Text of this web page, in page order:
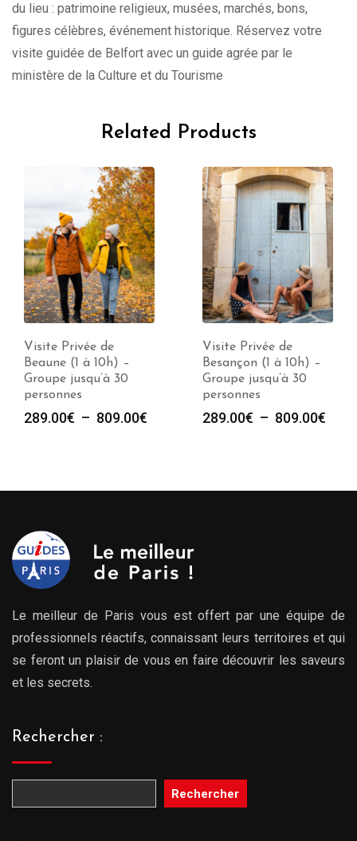
du lieu : patrimoine religieux, musées, marchés, bons,
figures célèbres, événement historique. Réservez votre
visite guidée de Belfort avec un guide agrée par le
ministère de la Culture et du Tourisme
Related Products
Visite Privée de
Beaune (1 à 10h) –
Groupe jusqu’à 30
personnes
289.00€ – 809.00€
à
Visite Privée de
Besançon (1 à 10h) –
Groupe jusqu’à 30
personnes
289.00€ – 809.00€
à
Le meilleur de Paris vous est offert par une équipe de
professionnels réactifs, connaissant leurs territoires et qui
se feront un plaisir de vous en faire découvrir les saveurs
et les secrets.
Rechercher :
Rechercher